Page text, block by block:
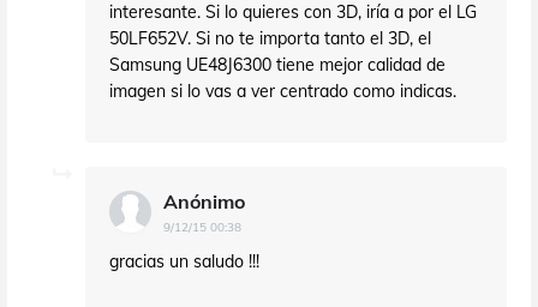
interesante. Si lo quieres con 3D, iría a por el LG
50LF652V. Si no te importa tanto el 3D, el
Samsung UE48J6300 tiene mejor calidad de
imagen si lo vas a ver centrado como indicas.
Anónimo
9/12/15 00:38
gracias un saludo !!!